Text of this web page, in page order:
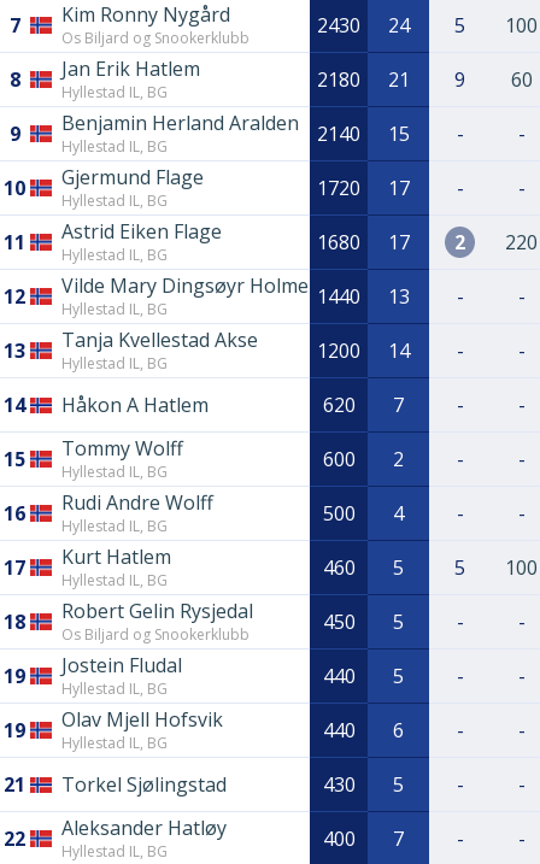
7 Kim Ronny Nygård
Os Biljard og Snookerklubb 2430 24 5 100
8 Jan Erik Hatlem
Hyllestad IL, BG 2180 21 9 60
9 Benjamin Herland Aralden
Hyllestad IL, BG 2140 15 - -
10 Gjermund Flage
Hyllestad IL, BG 1720 17 - -
11 Astrid Eiken Flage
Hyllestad IL, BG 1680 17 2 220
12 Vilde Mary Dingsøyr Holme
Hyllestad IL, BG 1440 13 - -
13 Tanja Kvellestad Akse
Hyllestad IL, BG 1200 14 - -
14 Håkon A Hatlem 620 7 - -
15 Tommy Wolff
Hyllestad IL, BG 600 2 - -
16 Rudi Andre Wolff
Hyllestad IL, BG 500 4 - -
17 Kurt Hatlem
Hyllestad IL, BG 460 5 5 100
18 Robert Gelin Rysjedal
Os Biljard og Snookerklubb 450 5 - -
19 Jostein Fludal
Hyllestad IL, BG 440 5 - -
19 Olav Mjell Hofsvik
Hyllestad IL, BG 440 6 - -
21 Torkel Sjølingstad 430 5 - -
22 Aleksander Hatløy
Hyllestad IL, BG 400 7 - -